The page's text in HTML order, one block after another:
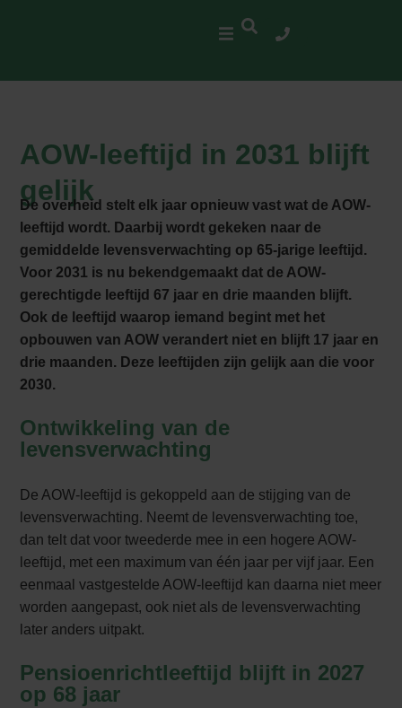
AOW-leeftijd in 2031 blijft
gelijk
De overheid stelt elk jaar opnieuw vast wat de AOW-
leeftijd wordt. Daarbij wordt gekeken naar de
gemiddelde levensverwachting op 65-jarige leeftijd.
Voor 2031 is nu bekendgemaakt dat de AOW-
gerechtigde leeftijd 67 jaar en drie maanden blijft.
Ook de leeftijd waarop iemand begint met het
opbouwen van AOW verandert niet en blijft 17 jaar en
drie maanden. Deze leeftijden zijn gelijk aan die voor
2030.
Ontwikkeling van de
levensverwachting
De AOW-leeftijd is gekoppeld aan de stijging van de
levensverwachting. Neemt de levensverwachting toe,
dan telt dat voor tweederde mee in een hogere AOW-
leeftijd, met een maximum van één jaar per vijf jaar. Een
eenmaal vastgestelde AOW-leeftijd kan daarna niet meer
worden aangepast, ook niet als de levensverwachting
later anders uitpakt.
Pensioenrichtleeftijd blijft in 2027
op 68 jaar